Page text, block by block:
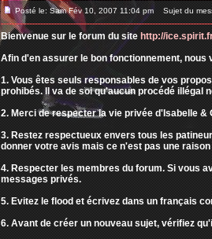
Posté le: Sam Fév 10, 2007 11:04 pm Sujet du
Bienvenue sur le forum du sitehttp://
Afin d'en assurer le bon fonctionnement,
1. Vous êtes seuls responsables de vos
prohibés. Il va de soi qu'aucun procédé illégal
2. Merci de respecter la vie privée d'Isabelle &
3. Restez respectueux envers tous les
donner votre avis mais ce n'est pas une
4. Respecter les membres du forum. Si vous
messages privés.
5. Evitez le flood et écrivez dans un français
6. Avant de créer un nouveau sujet, vérifiez